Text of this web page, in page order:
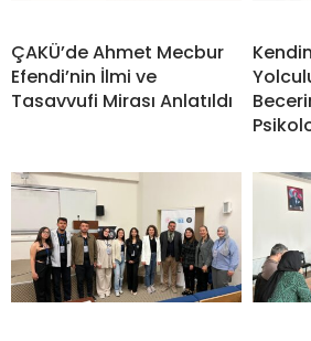
ÇAKÜ’de Ahmet Mecbur
Efendi’nin İlmi ve
Tasavvufi Mirası Anlatıldı